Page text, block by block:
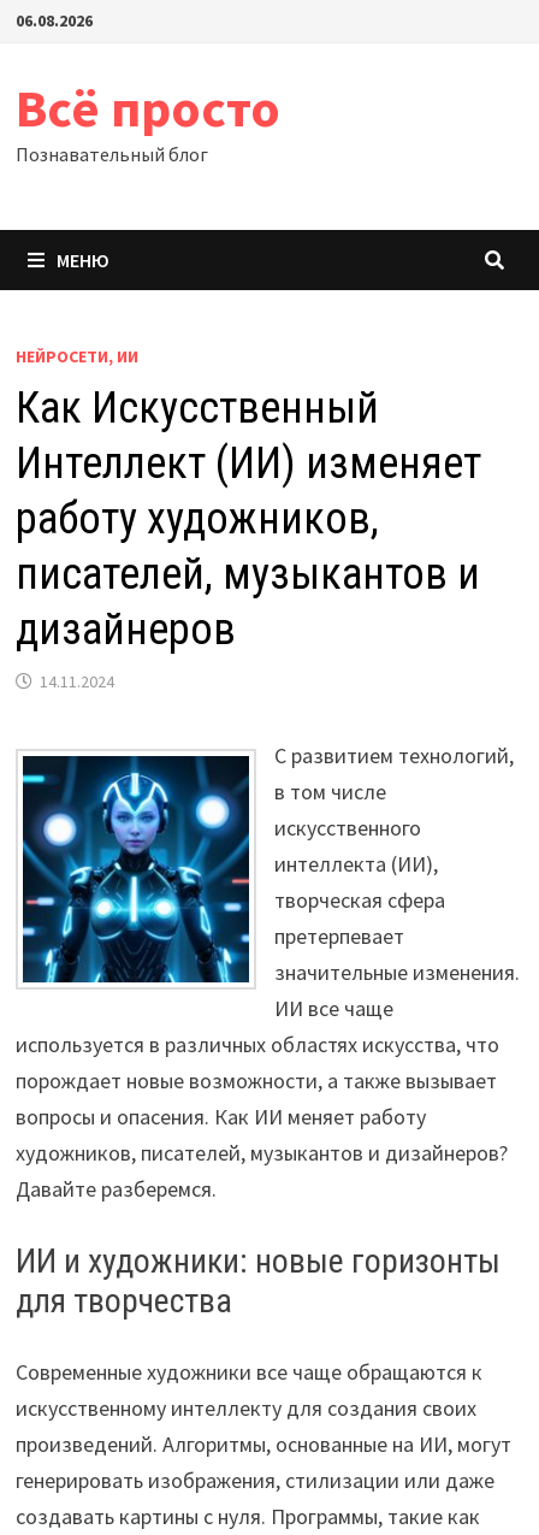
Перейти
06.08.2026
Всё просто
Познавательный блог
МЕНЮ
НЕЙРОСЕТИ, ИИ
Как Искусственный
Интеллект (ИИ) изменяет
работу художников,
писателей, музыкантов и
дизайнеров
14.11.2024
С развитием технологий,
в том числе
искусственного
интеллекта (ИИ),
творческая сфера
претерпевает
значительные изменения.
ИИ все чаще
используется в различных областях искусства, что
порождает новые возможности, а также вызывает
вопросы и опасения. Как ИИ меняет работу
художников, писателей, музыкантов и дизайнеров?
Давайте разберемся.
ИИ и художники: новые горизонты
для творчества
Современные художники все чаще обращаются к
искусственному интеллекту для создания своих
произведений. Алгоритмы, основанные на ИИ, могут
генерировать изображения, стилизации или даже
создавать картины с нуля. Программы, такие как